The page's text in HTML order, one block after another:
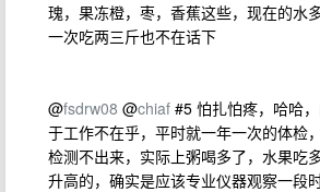
瑰，果冻橙，枣，香蕉这些，现在的水
一次吃两三斤也不在话下
@fsdrw08 @chiaf #5 怕扎怕疼，哈哈
于工作不在乎，平时就一年一次的体检
检测不出来，实际上粥喝多了，水果吃
升高的，确实是应该专业仪器观察一段